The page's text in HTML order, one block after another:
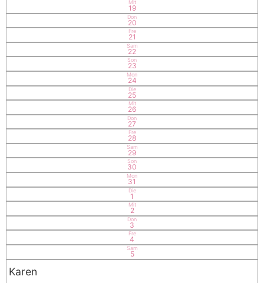
Mit
19
Don
20
Fre
21
Sam
22
Son
23
Mon
24
Die
25
Mit
26
Don
27
Fre
28
Sam
29
Son
30
Mon
31
Die
1
Mit
2
Don
3
Fre
4
Sam
5
Karen